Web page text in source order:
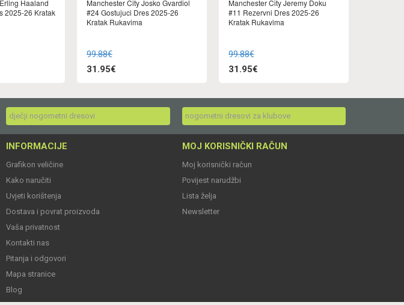
Haaland
2025-26 Kratak
Manchester City Josko Gvardiol
#24 Gostujuci Dres 2025-26
Kratak Rukavima
99.88€
31.95€
Manchester City Jeremy Doku
#11 Rezervni Dres 2025-26
Kratak Rukavima
99.88€
31.95€
dječji nogometni dresovi nogometni dresovi za klubove
INFORMACIJE
Grafikon veličine
Kako naručiti
Uvjeti korištenja
Dostava i povrat proizvoda
Vaša privatnost
Kontakti nas
Pitanja i odgovori
Mapa stranice
Blog
MOJ KORISNIČKI RAČUN
Moj korisnički račun
Povijest narudžbi
Lista želja
Newsletter